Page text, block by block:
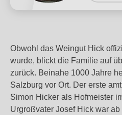
Obwohl das Weingut Hick
wurde, blickt die Familie auf
zurück. Beinahe 1000 Jahre
Salzburg vor Ort. Der erste
Simon Hicker als Hofmeister
Urgroßvater Josef Hick war